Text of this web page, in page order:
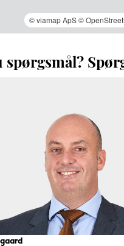
© viamap ApS©
spørgsmål?